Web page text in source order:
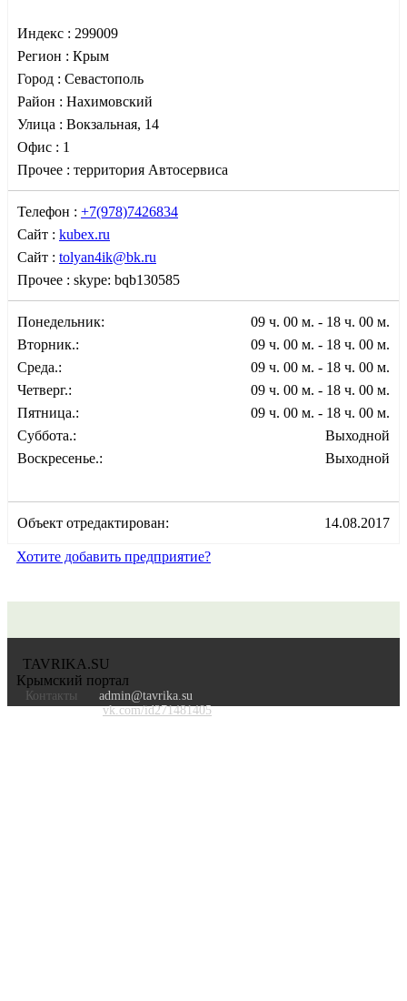
Индекс : 299009
Регион : Крым
Город : Севастополь
Район : Нахимовский
Улица : Вокзальная, 14
Офис : 1
Прочее : территория Автосервиса
Телефон : +7(978)7426834
Сайт : kubex.ru
Сайт : tolyan4ik@bk.ru
Прочее : skype: bqb130585
Понедельник:
09 ч. 00 м. - 18 ч. 00 м.
Вторник.:
09 ч. 00 м. - 18 ч. 00 м.
Среда.:
09 ч. 00 м. - 18 ч. 00 м.
Четверг.:
09 ч. 00 м. - 18 ч. 00 м.
Пятница.:
09 ч. 00 м. - 18 ч. 00 м.
Суббота.:
Выходной
Воскресенье.:
Выходной
Объект отредактирован: 14.08.2017
Хотите добавить предприятие?
TAVRIKA.SU
Крымский портал
Контакты
admin@tavrika.su
vk.com/id271481405